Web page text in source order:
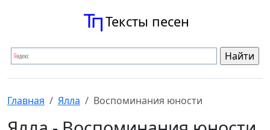
Тексты песен
Главная Ялла Воспоминания юности